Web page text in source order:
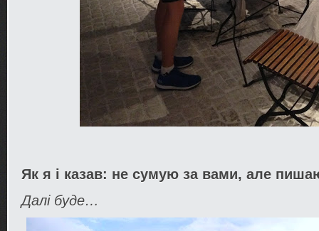
Як я і казав: не сумую за вами, але
Далі буде…